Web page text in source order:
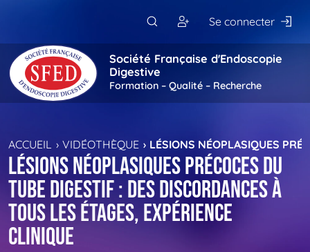
Se connecter
Société Française d'Endoscopie
Digestive
Formation – Qualité – Recherche
ACCUEIL VIDÉOTHÈQUE LÉSIONS NÉOPLASIQUES
Lésions néoplasiques précoces du
tube digestif : des discordances à
tous les étages, expérience
clinique